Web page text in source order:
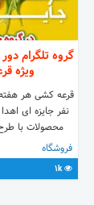
گروه تلگرام
ويژه
قرعه کشی هر
نفر جایزه ای
محصولات با
برنده) همچنین
هر ماه برگزار
قرعه کشی
فروشگاه
1k